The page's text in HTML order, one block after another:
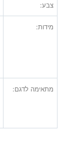
צבע:
מידות:
מתאימה לדגם: